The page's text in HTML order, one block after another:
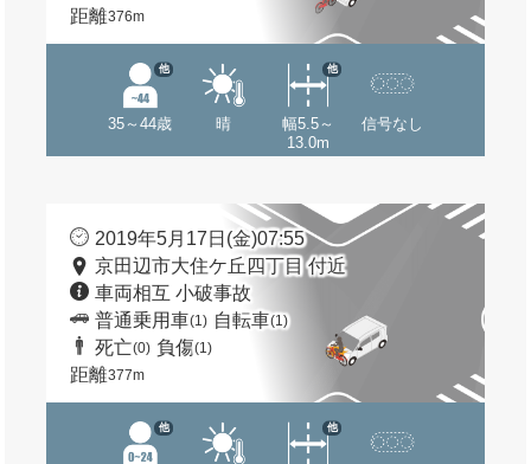
距離376m
35～44歳
他
晴
幅5.5～
13.0m
他
信号なし
2019年5月17日(金)07:55
京田辺市大住ケ丘四丁目 付近
車両相互 小破事故
普通乗用車(1) 自転車(1)
死亡(0) 負傷(1)
距離377m
他 他